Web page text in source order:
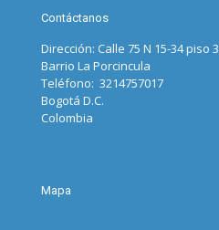
Contáctanos
Dirección: Calle 75 N 15-34 piso 3
Barrio La Porcincula
Teléfono: 3214757017
Bogotá D.C.
Colombia
Mapa